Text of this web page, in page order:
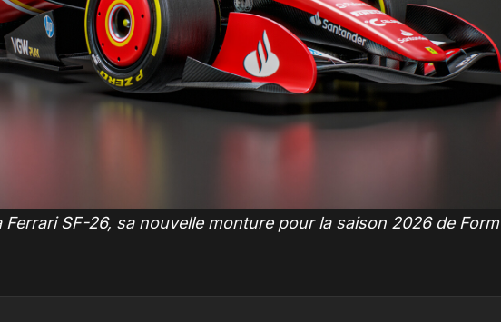
SF-26, sa nouvelle monture pour la saison 2026 de